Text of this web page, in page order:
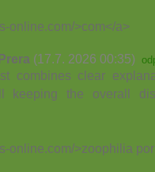
online.com/>com</a>
(17.7. 2026 00:35)
combines clear
keeping the overall
online.com/>zoophilia